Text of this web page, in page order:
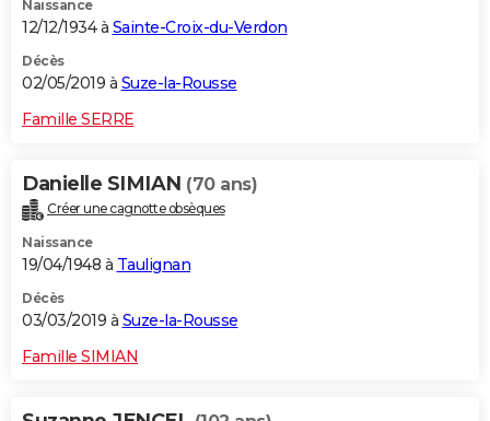
Naissance
12/12/1934 à Sainte-Croix-du-Verdon
Décès
02/05/2019 à Suze-la-Rousse
Famille SERRE
Danielle SIMIAN (70 ans)
Créer une cagnotte obsèques
Naissance
19/04/1948 à Taulignan
Décès
03/03/2019 à Suze-la-Rousse
Famille SIMIAN